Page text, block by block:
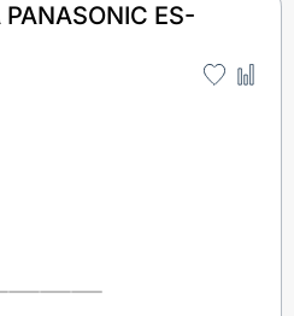
ES-